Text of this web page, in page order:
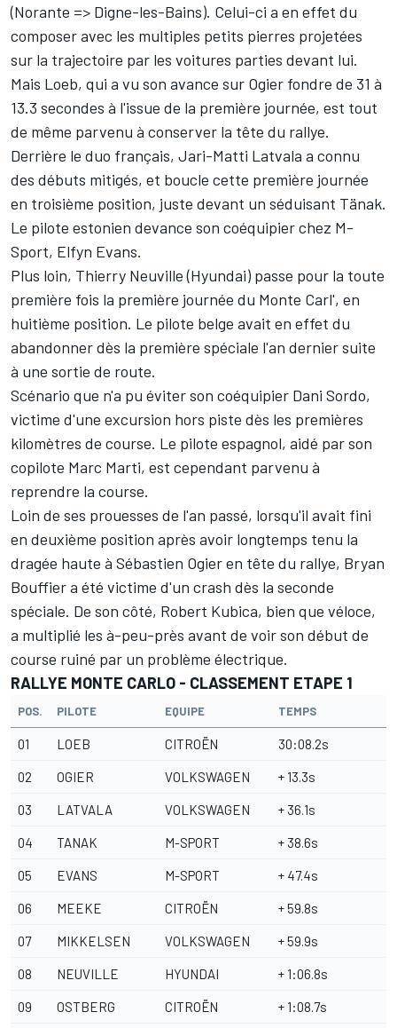
(Norante => Digne-les-Bains). Celui-ci a en effet du
composer avec les multiples petits pierres projetées
sur la trajectoire par les voitures parties devant lui.
Mais Loeb, qui a vu son avance sur Ogier fondre de 31 à
13.3 secondes à l'issue de la première journée, est tout
de même parvenu à conserver la tête du rallye.
Derrière le duo français, Jari-Matti Latvala a connu
des débuts mitigés, et boucle cette première journée
en troisième position, juste devant un séduisant Tänak.
Le pilote estonien devance son coéquipier chez M-
Sport, Elfyn Evans.
Plus loin, Thierry Neuville (Hyundai) passe pour la toute
première fois la première journée du Monte Carl', en
huitième position. Le pilote belge avait en effet du
abandonner dès la première spéciale l'an dernier suite
à une sortie de route.
Scénario que n'a pu éviter son coéquipier Dani Sordo,
victime d'une excursion hors piste dès les premières
kilomètres de course. Le pilote espagnol, aidé par son
copilote Marc Marti, est cependant parvenu à
reprendre la course.
Loin de ses prouesses de l'an passé, lorsqu'il avait fini
en deuxième position après avoir longtemps tenu la
dragée haute à Sébastien Ogier en tête du rallye, Bryan
Bouffier a été victime d'un crash dès la seconde
spéciale. De son côté, Robert Kubica, bien que véloce,
a multiplié les à-peu-près avant de voir son début de
course ruiné par un problème électrique.
RALLYE MONTE CARLO - CLASSEMENT ETAPE 1
POS. PILOTE EQUIPE TEMPS
01 LOEB CITROËN 30:08.2s
02 OGIER VOLKSWAGEN + 13.3s
03 LATVALA VOLKSWAGEN + 36.1s
04 TANAK M-SPORT + 38.6s
05 EVANS M-SPORT + 47.4s
06 MEEKE CITROËN + 59.8s
07 MIKKELSEN VOLKSWAGEN + 59.9s
08 NEUVILLE HYUNDAI + 1:06.8s
09 OSTBERG CITROËN + 1:08.7s